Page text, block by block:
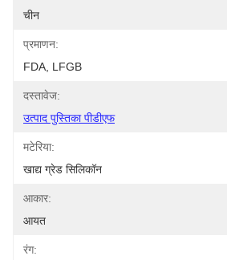
चीन
प्रमाणन:
FDA, LFGB
दस्तावेज:
उत्पाद पुस्तिका पीडीएफ
मटेरिया:
खाद्य ग्रेड सिलिकॉन
आकार:
आयत
रंग: